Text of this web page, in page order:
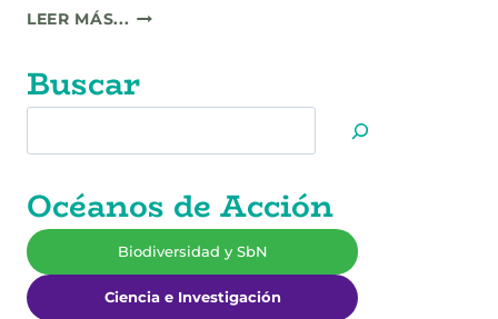
LEER MÁS... EL
HANAL
PIXÁN
TRADICIÓN
YUCATÁN
Buscar
Océanos de Acción
Biodiversidad y SbN
Ciencia e Investigación